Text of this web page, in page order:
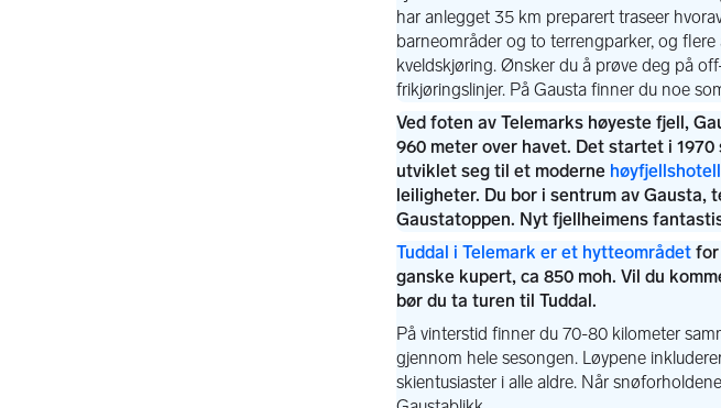
høyfjellshotell
Tuddal i Telemark er et hytteområdet